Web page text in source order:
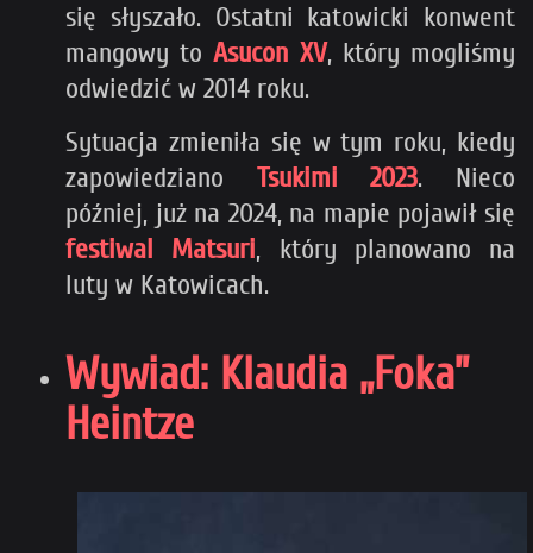
się słyszało. Ostatni katowicki konwent
mangowy toAsucon XV, który mogliśmy
odwiedzić w 2014 roku.
Sytuacja zmieniła się w tym roku, kiedy
zapowiedziano Tsukimi 2023. Nieco
później, już na 2024, na mapie pojawił się
festiwal Matsuri, który planowano na
luty w Katowicach.
Wywiad: Klaudia „Foka”
Heintze